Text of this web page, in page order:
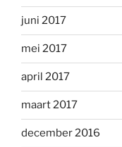
juni 2017
mei 2017
april 2017
maart 2017
december 2016